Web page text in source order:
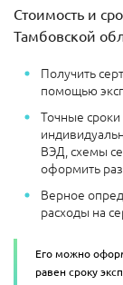
Стоимость и
Тамбовской
Получить
помощью
Точные сроки
ВЭД, схемы
оформить
Верное
расходы на
Его можно
равен сроку